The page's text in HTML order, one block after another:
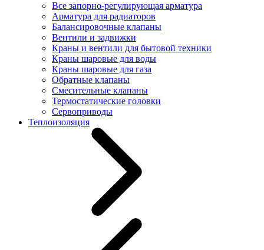
Все запорно-регулирующая арматура
Арматура для радиаторов
Балансировочные клапаны
Вентили и задвижки
Краны и вентили для бытовой техники
Краны шаровые для воды
Краны шаровые для газа
Обратные клапаны
Смесительные клапаны
Термостатические головки
Сервоприводы
Теплоизоляция